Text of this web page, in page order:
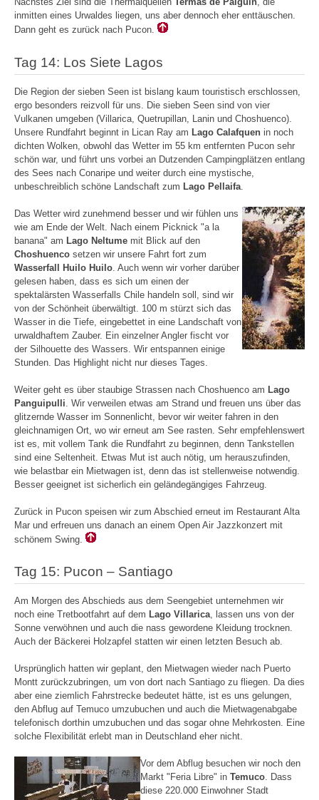
inmitten eines Urwaldes liegen, uns aber dennoch eher enttäuschen.
Dann geht es zurück nach Pucon.
Tag 14: Los Siete Lagos
Die Region der sieben Seen ist bislang kaum touristisch erschlossen,
ergo besonders reizvoll für uns. Die sieben Seen sind von vier
Vulkanen umgeben (Villarica, Quetrupillan, Lanin und Choshuenco).
Unsere Rundfahrt beginnt in Lican Ray am Lago Calafquen in noch
dichten Wolken, obwohl das Wetter im 55 km entfernten Pucon sehr
schön war, und führt uns vorbei an Dutzenden Campingplätzen entlang
des Sees nach Conaripe und weiter durch eine mystische,
unbeschreiblich schöne Landschaft zum Lago Pellaifa
Das Wetter wird zunehmend besser und wir fühlen uns
wie am Ende der Welt. Nach einem Picknick "a la
banana" am Lago Neltume mit Blick auf den
Choshuenco setzen wir unsere Fahrt fort zum
Wasserfall Huilo Huilo . Auch wenn wir vorher darüber
gelesen haben, dass es sich um einen der
spektalärsten Wasserfalls Chile handeln soll, sind wir
von der Schönheit überwältigt. 100 m stürzt sich das
Wasser in die Tiefe, eingebettet in eine Landschaft von
urwaldhaftem Zauber. Ein einzelner Angler fischt vor
der Silhouette des Wassers. Wir entspannen einige
Stunden. Das Highlight nicht nur dieses Tages.
Weiter geht es über staubige Strassen nach Choshuenco am Lago
Panguipulli . Wir verweilen etwas am Strand und freuen uns über das
glitzernde Wasser im Sonnenlicht, bevor wir weiter fahren in den
gleichnamigen Ort, wo wir erneut am See rasten. Sehr empfehlenswert
ist es, mit vollem Tank die Rundfahrt zu beginnen, denn Tankstellen
sind eine Seltenheit. Etwas Mut ist auch nötig, um herauszufinden,
wie belastbar ein Mietwagen ist, denn das ist stellenweise notwendig.
Besser geeignet ist sicherlich ein geländegängiges Fahrzeug.
Zurück in Pucon speisen wir zum Abschied erneut im Restaurant Alta
Mar und erfreuen uns danach an einem Open Air Jazzkonzert mit
schönem Swing.
Tag 15: Pucon – Santiago
Am Morgen des Abschieds aus dem Seengebiet unternehmen wir
noch eine Tretbootfahrt auf dem Lago Villarica, lassen uns von der
Sonne verwöhnen und auch die nass gewordene Kleidung trocknen.
Auch der Bäckerei Holzapfel statten wir einen letzten Besuch ab.
Ursprünglich hatten wir geplant, den Mietwagen wieder nach Puerto
Montt zurückzubringen, um von dort nach Santiago zu fliegen. Da dies
aber eine ziemlich Fahrstrecke bedeutet hätte, ist es uns gelungen,
den Abflug auf Temuco umzubuchen und auch die Mietwagenabgabe
telefonisch dorthin umzubuchen und das sogar ohne Mehrkosten. Eine
solche Flexibilität erlebt man in Deutschland eher nicht.
Vor dem Abflug besuchen wir noch den
Markt "Feria Libre" in Temuco. Dass
diese 220.000 Einwohner Stadt